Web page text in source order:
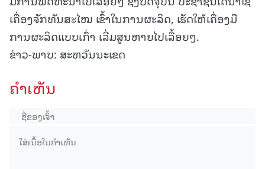
ເຄື່ອງຈັກທັນສະໄໝ ເຂົ້າໃນການຜະລິດ, ເຮັດໃຫ້ເຄື່ອງມື
ການຜະລິດແບບເກົ່າ ເລີ່ມສູນຫາຍໄປເລື້ອຍໆ.
ຂ່າວ-ພາບ: ສະຫວັນນະເຂດ
ຄໍາເຫັນ